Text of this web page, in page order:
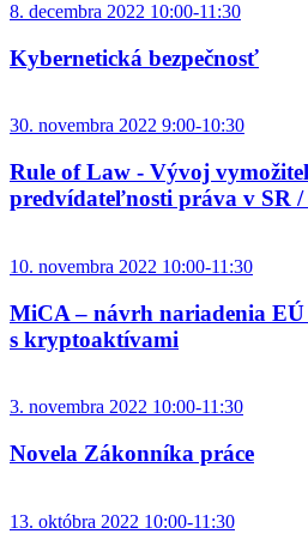
8. decembra 2022 10:00-11:30
Kybernetická bezpečnosť
30. novembra 2022 9:00-10:30
Rule of Law - Vývoj
predvídateľnosti práva v SR /
10. novembra 2022 10:00-11:30
MiCA – návrh nariadenia
s kryptoaktívami
3. novembra 2022 10:00-11:30
Novela Zákonníka práce
13. októbra 2022 10:00-11:30